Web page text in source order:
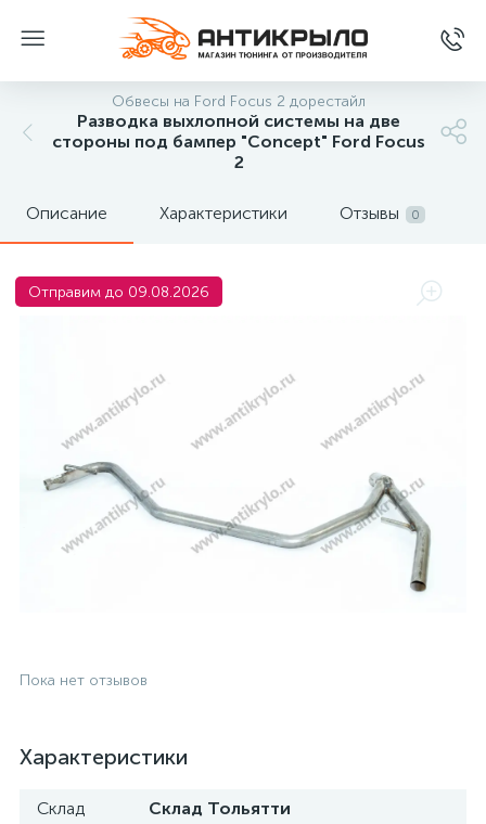
Обвесы на Ford Focus 2 дорестайл
Разводка выхлопной системы на две
стороны под бампер "Concept" Ford Focus
2
Описание Характеристики Отзывы 0
Отправим до 09.08.2026
Пока нет отзывов
Характеристики
Склад
Склад Тольятти